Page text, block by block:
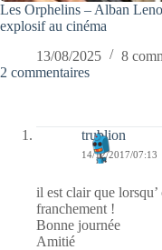
Les Orphelins – Alban
explosif au cinéma
13/08/2025
8
2 commentaires
trublion
14/12/2017/07:13
il est clair que
franchement !
Bonne journée
Amitié